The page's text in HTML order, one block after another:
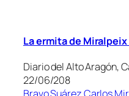
La ermita de
Diario del Alto Aragón,
22/06/208